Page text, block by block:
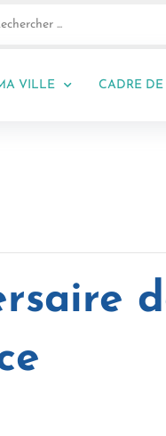
VILLE CADRE DE